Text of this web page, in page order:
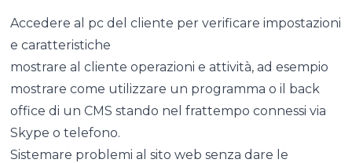
Accedere al pc del cliente per verificare impostazioni
e caratteristiche
mostrare al cliente operazioni e attività, ad esempio
mostrare come utilizzare un programma o il back
office di un CMS stando nel frattempo connessi via
Skype o telefono.
Sistemare problemi al sito web senza dare le